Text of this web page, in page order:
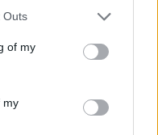
one or more Google
You may click to
its third-party tags to
in below Google
Outs
of my
my